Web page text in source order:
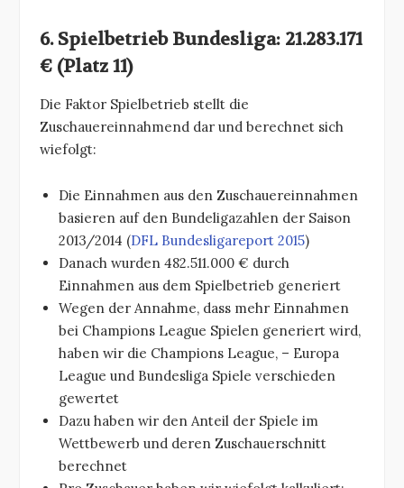
6. Spielbetrieb Bundesliga: 21.283.171
€ (Platz 11)
Die Faktor Spielbetrieb stellt die
Zuschauereinnahmend dar und berechnet sich
wiefolgt:
Die Einnahmen aus den Zuschauereinnahmen
basieren auf den Bundeligazahlen der Saison
2013/2014 (DFL Bundesligareport 2015)
Danach wurden 482.511.000 € durch
Einnahmen aus dem Spielbetrieb generiert
Wegen der Annahme, dass mehr Einnahmen
bei Champions League Spielen generiert wird,
haben wir die Champions League, – Europa
League und Bundesliga Spiele verschieden
gewertet
Dazu haben wir den Anteil der Spiele im
Wettbewerb und deren Zuschauerschnitt
berechnet